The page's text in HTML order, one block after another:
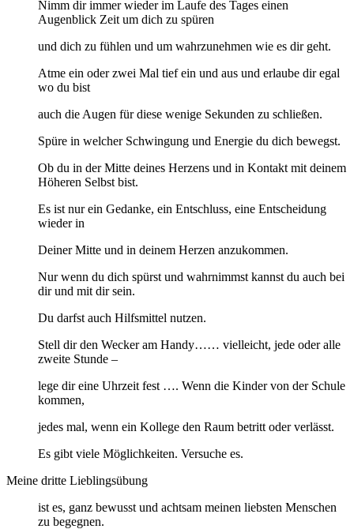
Nimm dir immer wieder im Laufe des Tages einen
Augenblick Zeit um dich zu spüren
und dich zu fühlen und um wahrzunehmen wie es dir geht.
Atme ein oder zwei Mal tief ein und aus und erlaube dir egal
wo du bist
auch die Augen für diese wenige Sekunden zu schließen.
Spüre in welcher Schwingung und Energie du dich bewegst.
Ob du in der Mitte deines Herzens und in Kontakt mit deinem
Höheren Selbst bist.
Es ist nur ein Gedanke, ein Entschluss, eine Entscheidung
wieder in
Deiner Mitte und in deinem Herzen anzukommen.
Nur wenn du dich spürst und wahrnimmst kannst du auch bei
dir und mit dir sein.
Du darfst auch Hilfsmittel nutzen.
Stell dir den Wecker am Handy…… vielleicht, jede oder alle
zweite Stunde –
lege dir eine Uhrzeit fest …. Wenn die Kinder von der Schule
kommen,
jedes mal, wenn ein Kollege den Raum betritt oder verlässt.
Es gibt viele Möglichkeiten. Versuche es.
Meine dritte Lieblingsübung
ist es, ganz bewusst und achtsam meinen liebsten Menschen
zu begegnen.